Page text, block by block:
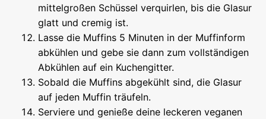
mittelgroßen Schüssel verquirlen, bis die Glasur
glatt und cremig ist.
Lasse die Muffins 5 Minuten in der Muffinform
abkühlen und gebe sie dann zum vollständigen
Abkühlen auf ein Kuchengitter.
Sobald die Muffins abgekühlt sind, die Glasur
auf jeden Muffin träufeln.
Serviere und genieße deine leckeren veganen